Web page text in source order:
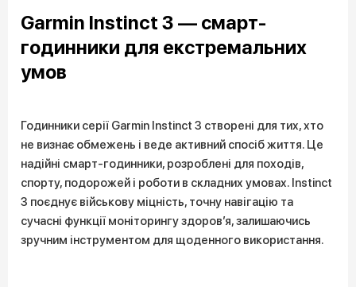
Garmin Instinct 3 — смарт-
годинники для екстремальних
умов
Годинники серії Garmin Instinct 3 створені для тих, хто
не визнає обмежень і веде активний спосіб життя. Це
надійні смарт-годинники, розроблені для походів,
спорту, подорожей і роботи в складних умовах. Instinct
3 поєднує військову міцність, точну навігацію та
сучасні функції моніторингу здоров’я, залишаючись
зручним інструментом для щоденного використання.